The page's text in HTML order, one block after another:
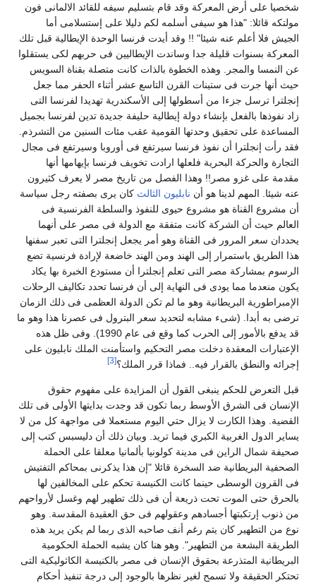
على أرض المعركة وقد قام بتسليم سيفه للقائد الالمانى فون
قائلا: "هذا هو سيفى أسلمه لكم دليلا على إستسلامى أما
فلا أعلم عنه شيئا" !! وقد أيدت فرنسا الوحدة الإيطالية قبل تلك
بسنوات قليلة جدا وساندت الإيطاليين فى حربهم لكى يستقلوا
النمسا والمجر. وهذه الخطوة بالذات كانت متصلة بقناة السويس
أنها جرت فى ستينات القرن التاسع عشر أثناء الحفر مما جعل
ترسل جزءا من أسطولها إلى الأسكندرية تهديدا لفرنسا التى
نفوذها بالفعل بإنشاء دولة إيطالية حليفة جديدة تدين لفرنسا بجميل
على تحقيق وحدتها القومية عقب مئات السنين من التشرذم.
رأت إنجلترا أن نفوذ فرنسا سيرتفع فى أوروبا وسيرتفع فى مجال
والحركة البحرية فلعلها ارادت تخويف فرنسا بإيهامها أنها
على غزو مصر!! وهذا الفصل من تاريخ مصر لا يعرف كثيرون
شيئا. المهم لدينا هو أننابليون الثالثكان يرى بصفته رجل سياسة
مشروع القناة هو مشروع حيوى للنفوذ والسلطة الفرنسية فى
حيث أن الشركة كانت متفقة مع الدولة فى مصر على أنهما
سعر المرور فى القناة وهو أمر يجعل إنجلترا التى تعبر سفنها
الطريق باستمرار إلى الهند ومن الهند خاضعة لإرادة فرنسية تضع
بمشاركة مصر التى تعلم إنجلترا أن مستودع الخبرة بها يكاد
منعدما مما يودى فى النهاية إلى أن فرنسا تحدد تكاليف الرحلات
البريطانية وهو ما لم تكن الدولة العظمى فى ذلك الزمان
به أبدا. (شىء مشابه لتحديد سعر البترول فى عصرنا هذا وهو ما
قد يدفع بالأمور إلى الحرب كما وقع فى عام 1990). وفى ظل هذه
المعقدة دخلت مصر التحكيم واستأمنت الملك نابليون على
والنطق بالقرار فيه.. فماذا قرر الملك؟
التعرض للحكم ينبغى القول أن المزايدة على مفهوم حقوق
فى الشرق الأوسط ربما تكون قد وجدت بدايتها الأولى فى تلك
وهذا الكارت لا يزال حتي اليوم مستعملا فى مواجهة كل من لا
الدول الغربية الكبري فيما تريد. وبيان ذلك أن دليسبس كتب إلى
شمال الراين فى مدينة كولونيا بألمانيا معلقا على الحملة
البريطانية ضد السخرة قائلا "إن هذا يذكرنى بمحاكم التفتيش
القرون الوسطى حينما كانت الكنيسة تحكم على المخالفين لها
حتى الموت تحت ذريعة أن فى ذلك تطهير لهم وغسل لأرواحهم
ذنوب إرتكبتها أجسادهم وعقولهم فى حق العقيدة المقدسة. وهو
من التطهير كان يتم رغم أنف صاحبه الذى ربما لم يكن يريد هذه
البشعة من التطهير". وهو هنا كان يشبه الحملة الحكومية
المتذرعة بحقوق الإنسان فى مصر بالكنيسة الكاثوليكية التى
الحقيقة ولا تسمح لغير نظرها بالوجود إلى درجة تنفيذ أحكام